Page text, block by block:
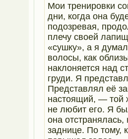
Мои тренировки
дни, когда она
подозревая,
плечу своей
«сушку», а я
волосы, как
наклоняется над
груди. Я
Представлял её
настоящий, — той
не любит его. Я
она
заднице. По тому,